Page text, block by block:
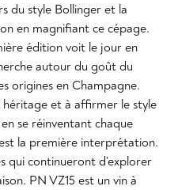
du style Bollinger et la
en magnifiant ce cépage.
édition voit le jour en
autour du goût du
origines en Champagne.
et à affirmer le style
se réinventant chaque
la première interprétation.
qui continueront d’explorer
PN VZ15 est un vin à